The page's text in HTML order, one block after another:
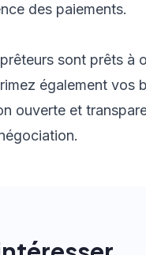
des paiements.
sont prêts à
également vos
ouverte et